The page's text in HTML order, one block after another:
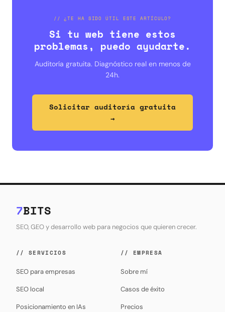
// ¿TE HA SIDO ÚTIL ESTE ARTÍCULO?
Si tu web tiene estos
problemas, puedo ayudarte.
Auditoría gratuita. Diagnóstico real en menos de
24h.
Solicitar auditoría gratuita
→
7BITS
SEO, GEO y desarrollo web para negocios que quieren crecer.
// SERVICIOS
SEO para empresas
SEO local
Posicionamiento en IAs
// EMPRESA
Sobre mí
Casos de éxito
Precios